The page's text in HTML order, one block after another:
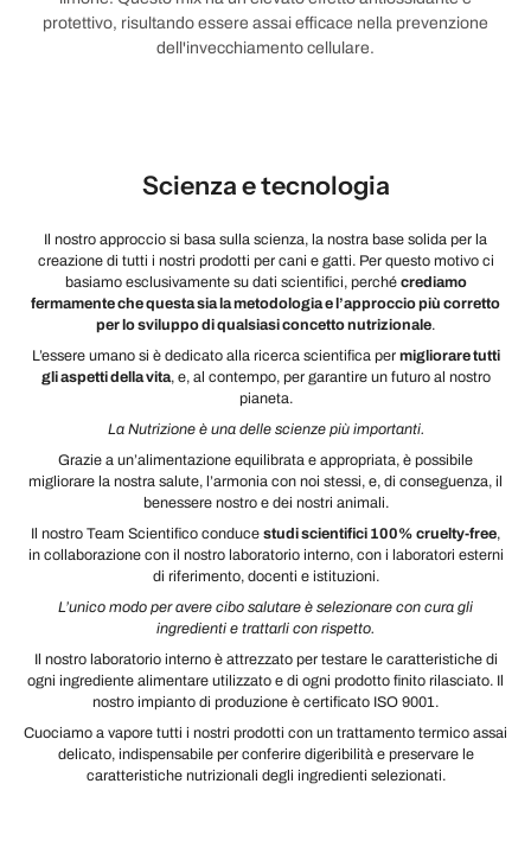
protettivo, risultando essere assai efficace nella prevenzione
dell'invecchiamento cellulare.
Scienza e tecnologia
Il nostro approccio si basa sulla scienza, la nostra base solida per la
creazione di tutti i nostri prodotti per cani e gatti. Per questo motivo ci
basiamo esclusivamente su dati scientifici, perché crediamo
fermamente che questa sia la metodologia e l’approccio più corretto
per lo sviluppo di qualsiasi concetto nutrizionale.
L’essere umano si è dedicato alla ricerca scientifica per migliorare tutti
gli aspetti della vita, e, al contempo, per garantire un futuro al nostro
pianeta.
La Nutrizione è una delle scienze più importanti.
Grazie a un’alimentazione equilibrata e appropriata, è possibile
migliorare la nostra salute, l’armonia con noi stessi, e, di conseguenza, il
benessere nostro e dei nostri animali.
Il nostro Team Scientifico conduce studi scientifici 100% cruelty-free,
in collaborazione con il nostro laboratorio interno, con i laboratori esterni
di riferimento, docenti e istituzioni.
L’unico modo per avere cibo salutare è selezionare con cura gli
ingredienti e trattarli con rispetto.
Il nostro laboratorio interno è attrezzato per testare le caratteristiche di
ogni ingrediente alimentare utilizzato e di ogni prodotto finito rilasciato. Il
nostro impianto di produzione è certificato ISO 9001.
Cuociamo a vapore tutti i nostri prodotti con un trattamento termico assai
delicato, indispensabile per conferire digeribilità e preservare le
caratteristiche nutrizionali degli ingredienti selezionati.